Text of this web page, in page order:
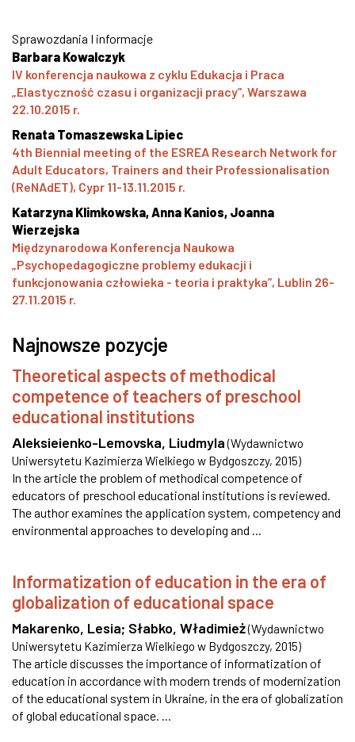
Sprawozdania I informacje
Barbara Kowalczyk
IV konferencja naukowa z cyklu Edukacja i Praca
„Elastyczność czasu i organizacji pracy”, Warszawa
22.10.2015 r.
Renata Tomaszewska Lipiec
4th Biennial meeting of the ESREA Research Network for
Adult Educators, Trainers and their Professionalisation
(ReNAdET), Cypr 11-13.11.2015 r.
Katarzyna Klimkowska, Anna Kanios, Joanna
Wierzejska
Międzynarodowa Konferencja Naukowa
„Psychopedagogiczne problemy edukacji i
funkcjonowania człowieka - teoria i praktyka”, Lublin 26-
27.11.2015 r.
Najnowsze pozycje
Theoretical aspects of methodical
competence of teachers of preschool
educational institutions
Аleksieienko-Lemovska, Liudmyla (Wydawnictwo
Uniwersytetu Kazimierza Wielkiego w Bydgoszczy, 2015)
In the article the problem of methodical competence of
educators of preschool educational institutions is reviewed.
The author examines the application system, competency and
environmental approaches to developing and ...
Informatization of education in the era of
globalization of educational space
Makarenko, Lesia; Słabko, Władimież(Wydawnictwo
Uniwersytetu Kazimierza Wielkiego w Bydgoszczy, 2015)
The article discusses the importance of informatization of
education in accordance with modern trends of modernization
of the educational system in Ukraine, in the era of globalization
of global educational space. ...